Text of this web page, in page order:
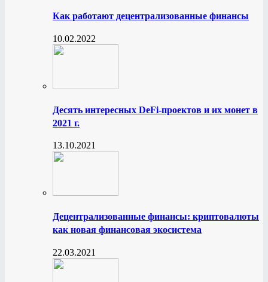
Как работают децентрализованные финансы
10.02.2022
Десять интересных DeFi-проектов и их монет в
2021 г.
13.10.2021
Децентрализованные финансы: криптовалюты
как новая финансовая экосистема
22.03.2021